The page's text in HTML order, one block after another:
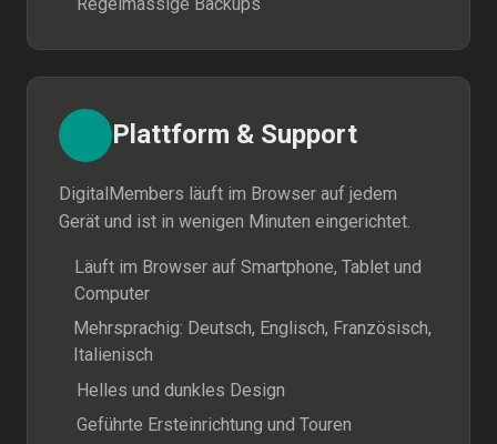
Plattform & Support
DigitalMembers läuft im Browser auf jedem
Gerät und ist in wenigen Minuten eingerichtet.
Läuft im Browser auf Smartphone, Tablet und
Computer
Mehrsprachig: Deutsch, Englisch, Französisch,
Italienisch
Helles und dunkles Design
Geführte Ersteinrichtung und Touren